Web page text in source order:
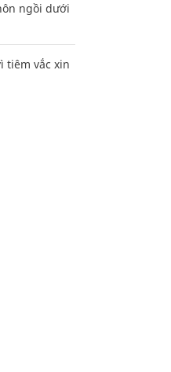
ngồi dưới
tiêm vắc xin